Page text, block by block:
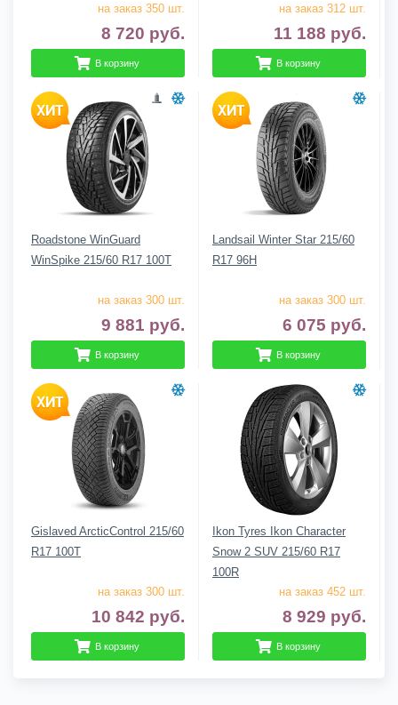
на заказ 350 шт.
8 720 руб.
В корзину
на заказ 312 шт.
11 188 руб.
В корзину
Roadstone WinGuard
WinSpike 215/60 R17 100T
на заказ 300 шт.
9 881 руб.
В корзину
Landsail Winter Star 215/60
R17 96H
на заказ 300 шт.
6 075 руб.
В корзину
Gislaved ArcticControl 215/60
R17 100T
на заказ 300 шт.
10 842 руб.
В корзину
Ikon Tyres Ikon Character
Snow 2 SUV 215/60 R17
100R
на заказ 452 шт.
8 929 руб.
В корзину